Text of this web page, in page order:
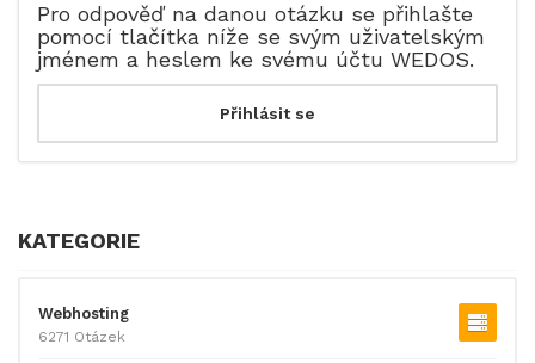
Pro odpověď na danou otázku se přihlašte
pomocí tlačítka níže se svým uživatelským
jménem a heslem ke svému účtu WEDOS.
KATEGORIE
Webhosting
6271 Otázek